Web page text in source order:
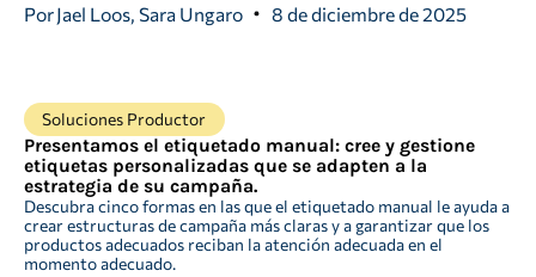
PorJael Loos, Sara Ungaro 8 de diciembre de 2025
Soluciones Productor
Presentamos el etiquetado manual: cree y gestione
etiquetas personalizadas que se adapten a la
estrategia de su campaña.
Descubra cinco formas en las que el etiquetado manual le ayuda a
crear estructuras de campaña más claras y a garantizar que los
productos adecuados reciban la atención adecuada en el
momento adecuado.